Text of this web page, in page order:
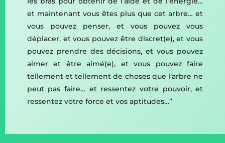
et maintenant vous êtes plus que cet arbre… et
vous pouvez penser, et vous pouvez vous
déplacer, et vous pouvez être discret(e), et vous
pouvez prendre des décisions, et vous pouvez
aimer et être aimé(e), et vous pouvez faire
tellement et tellement de choses que l’arbre ne
peut pas faire… et ressentez votre pouvoir, et
ressentez votre force et vos aptitudes…”